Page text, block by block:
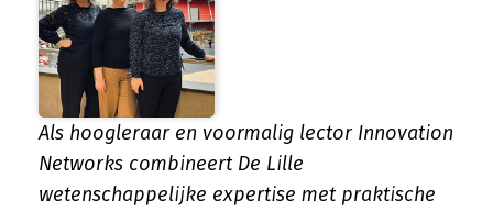
Als hoogleraar en voormalig lector Innovation
Networks combineert De Lille
wetenschappelijke expertise met praktische